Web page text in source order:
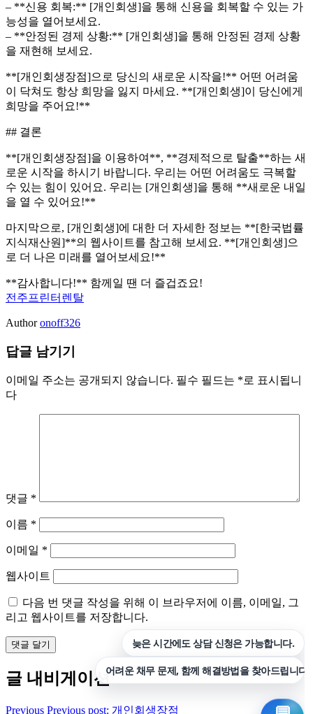
– **신용 회복:** [개인회생]을 통해 신용을 회복할 수 있는 가
능성을 열어보세요.
– **안정된 경제 상황:** [개인회생]을 통해 안정된 경제 상황
을 재현해 보세요.
**[개인회생장점]으로 당신의 새로운 시작을!** 어떤 어려움
이 닥쳐도 항상 희망을 잃지 마세요. **[개인회생]이 당신에게
희망을 주어요!**
## 결론
**[개인회생장점]을 이용하여**, **경제적으로 탈출**하는 새
로운 시작을 하시기 바랍니다. 우리는 어떤 어려움도 극복할
수 있는 힘이 있어요. 우리는 [개인회생]을 통해 **새로운 내일
을 열 수 있어요!**
마지막으로, [개인회생]에 대한 더 자세한 정보는 **[한국법률
지식재산원]**의 웹사이트를 참고해 보세요. **[개인회생]으
로 더 나은 미래를 열어보세요!**
**감사합니다!** 함께일 땐 더 즐겁죠요!
전주프린터렌탈
Authoronoff326
답글 남기기
이메일 주소는 공개되지 않습니다. 필수 필드는 *로 표시됩니
다
댓글 *
이름 *
이메일 *
웹사이트
다음 번 댓글 작성을 위해 이 브라우저에 이름, 이메일, 그
리고 웹사이트를 저장합니다.
글 내비게이션
Previous Previous post: 개인회생장점